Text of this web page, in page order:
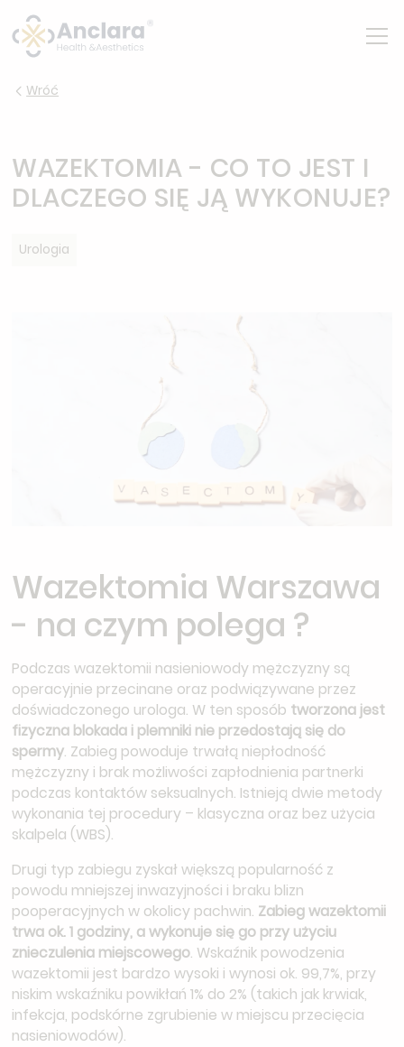
Wróć
WAZEKTOMIA - CO TO JEST I
DLACZEGO SIĘ JĄ WYKONUJE?
Urologia
Wazektomia Warszawa
- na czym polega ?
Podczas wazektomii nasieniowody mężczyzny są
operacyjnie przecinane oraz podwiązywane przez
doświadczonego urologa. W ten sposób tworzona jest
fizyczna blokada i plemniki nie przedostają się do
spermy. Zabieg powoduje trwałą niepłodność
mężczyzny i brak możliwości zapłodnienia partnerki
podczas kontaktów seksualnych. Istnieją dwie metody
wykonania tej procedury – klasyczna oraz bez użycia
skalpela (WBS).
Drugi typ zabiegu zyskał większą popularność z
powodu mniejszej inwazyjności i braku blizn
pooperacyjnych w okolicy pachwin. Zabieg wazektomii
trwa ok. 1 godziny, a wykonuje się go przy użyciu
znieczulenia miejscowego. Wskaźnik powodzenia
wazektomii jest bardzo wysoki i wynosi ok. 99,7%, przy
niskim wskaźniku powikłań 1% do 2% (takich jak krwiak,
infekcja, podskórne zgrubienie w miejscu przecięcia
nasieniowodów).